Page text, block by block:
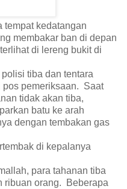
tempat kedatangan
membakar ban di depan
di lereng bukit di
tiba dan tentara
pos pemeriksaan. Saat
tidak akan tiba,
batu ke arah
dengan tembakan gas
di kepalanya
para tahanan tiba
ribuan orang. Beberapa